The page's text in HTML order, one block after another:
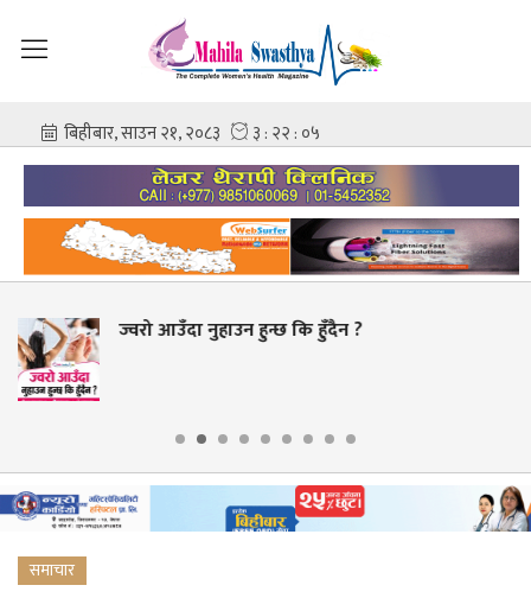
हुन्छ कि हुँदैन ?
समाचार